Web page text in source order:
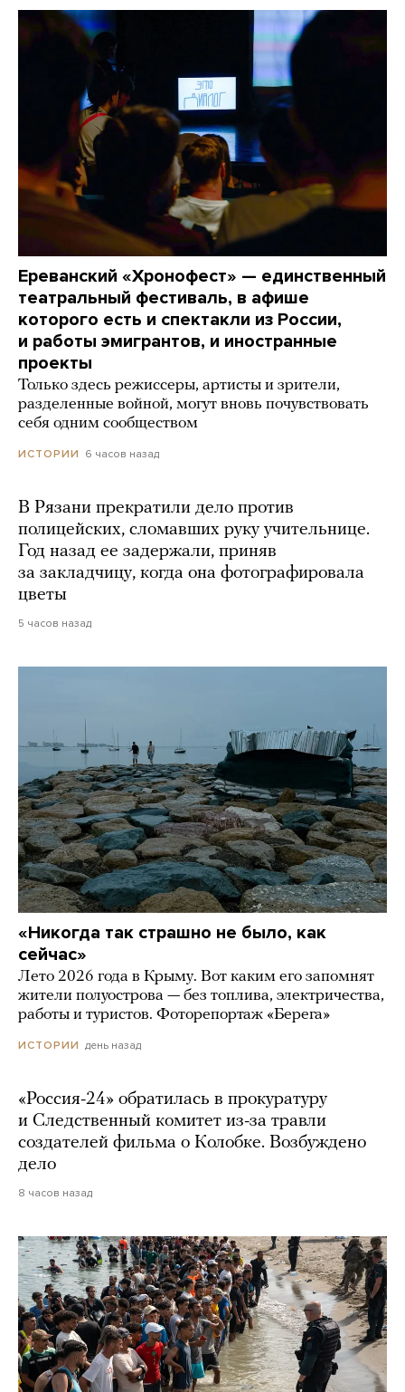
Ереванский «Хронофест» — единственный
театральный фестиваль, в афише
которого есть и спектакли из России,
и работы эмигрантов, и иностранные
проекты
Только здесь режиссеры, артисты и зрители,
разделенные войной, могут вновь почувствовать
себя одним сообществом
ИСТОРИИ 6 часов назад
В Рязани прекратили дело против
полицейских, сломавших руку учительнице.
Год назад ее задержали, приняв
за закладчицу, когда она фотографировала
цветы
5 часов назад
«Никогда так страшно не было, как
сейчас»
Лето 2026 года в Крыму. Вот каким его запомнят
жители полуострова — без топлива, электричества,
работы и туристов. Фоторепортаж «Берега»
ИСТОРИИ день назад
«Россия-24» обратилась в прокуратуру
и Следственный комитет из-за травли
создателей фильма о Колобке. Возбуждено
дело
8 часов назад